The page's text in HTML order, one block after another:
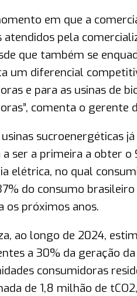
em que a
atendidos pela
que também se
um diferencial
e para as usinas de
comenta o gerente
sucroenergéticas
a ser a primeira a obter
elétrica, no qual
do consumo
os próximos anos.
ao longo de 2024,
a 30% da geração
consumidoras
de 1,8 milhão de